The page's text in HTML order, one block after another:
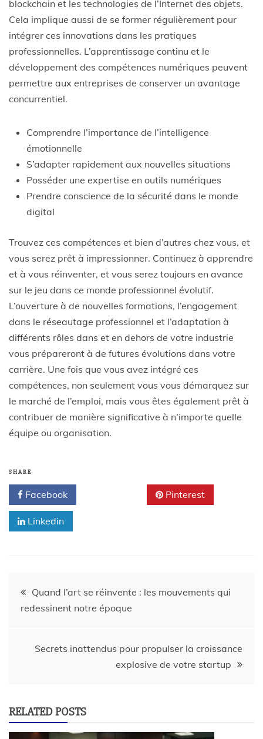
blockchain et les technologies de l’Internet des objets.
Cela implique aussi de se former régulièrement pour
intégrer ces innovations dans les pratiques
professionnelles. L’apprentissage continu et le
développement des compétences numériques peuvent
permettre aux entreprises de conserver un avantage
concurrentiel.
Comprendre l’importance de l’intelligence
émotionnelle
S’adapter rapidement aux nouvelles situations
Posséder une expertise en outils numériques
Prendre conscience de la sécurité dans le monde
digital
Trouvez ces compétences et bien d’autres chez vous, et
vous serez prêt à impressionner. Continuez à apprendre
et à vous réinventer, et vous serez toujours en avance
sur le jeu dans ce monde professionnel évolutif.
L’ouverture à de nouvelles formations, l’engagement
dans le réseautage professionnel et l’adaptation à
différents rôles dans et en dehors de votre industrie
vous prépareront à de futures évolutions dans votre
carrière. Une fois que vous avez intégré ces
compétences, non seulement vous vous démarquez sur
le marché de l’emploi, mais vous êtes également prêt à
contribuer de manière significative à n’importe quelle
équipe ou organisation.
SHARE
Facebook Pinterest
Linkedin
Quand l’art se réinvente : les mouvements qui
redessinent notre époque
Secrets inattendus pour propulser la croissance
explosive de votre startup
RELATED POSTS